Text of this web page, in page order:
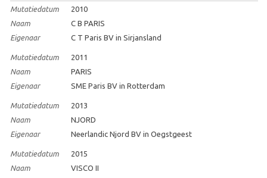
Mutatiedatum
2010
Naam
C B PARIS
Eigenaar
C T Paris BV in Sirjansland
Mutatiedatum
2011
Naam
PARIS
Eigenaar
SME Paris BV in Rotterdam
Mutatiedatum
2013
Naam
NJORD
Eigenaar
Neerlandic Njord BV in Oegstgeest
Mutatiedatum
2015
Naam
VISCO II